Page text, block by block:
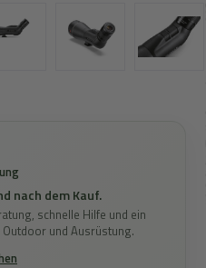
nach dem Kauf.
schnelle Hilfe und ein
und Ausrüstung.